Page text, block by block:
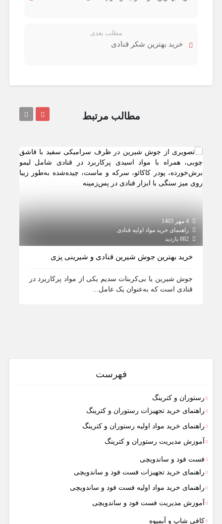
مطلب بعدی
خرید بهترین شکر قنادی
مطالب مرتبط
4 مهر 1403
راهنمای خرید مواد اولیه قنادی
882 بازدید
خرید بهترین جوش شیرین قنادی و شیرینی پزی
جوش شیرین یا بی‌کربنات سدیم یکی از مواد پرکاربرد در
قنادی است که به‌عنوان یک عامل...
فهرست
رستوران و کترینگ
راهنمای خرید تجهیزات رستوران و کترینگ
راهنمای خرید مواد اولیه رستوران و کترینگ
آموزش مدیریت رستوران و کترینگ
فست فود و ساندویچی
راهنمای خرید تجهیزات فست فود و ساندویچی
راهنمای خرید مواد اولیه فست فود و ساندویچی
آموزش مدیریت فست فود و ساندویچی
کافی شاپ و آبمیوه